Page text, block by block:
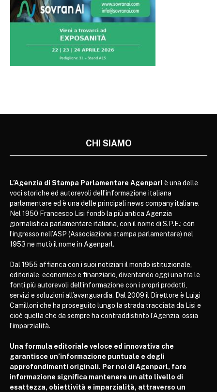
CHI SIAMO
L’Agenzia di Stampa Parlamentare Agenparl è una delle
voci storiche ed autorevoli dell’informazione italiana
parlamentare ed è una delle principali news company italiane.
Nel 1950 Francesco Lisi fondò la più antica Agenzia
giornalistica parlamentare italiana, con il nome di S.P.E.; con
l’ingresso nell’ASP (Associazione stampa parlamentare) nel
1953 ne mutò il nome in Agenparl.
Dal 1955 affianca con i suoi notiziari il mondo istituzionale,
editoriale, economico e finanziario, diventando oggi una tra le
fonti più autorevoli dell’informazione con i propri prodotti,
servizi e soluzioni all’avanguardia. Dal 2009 il Direttore è Luigi
Camilloni che ha proseguito lungo la strada tracciata da Lisi e
cioè quella che da sempre ha contraddistinto l’Agenzia, ossia
l’imparzialità.
Una formula editoriale veloce ed innovativa che
garantisce un’informazione puntuale e degli
approfondimenti originali. Per noi di Agenparl, fare
informazione significa mantenere un alto livello di
esattezza, obiettività e imparzialità, attraverso un